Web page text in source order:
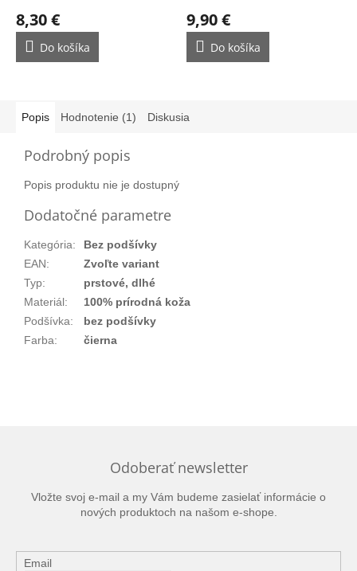
8,30 €
Do košíka
9,90 €
Do košíka
Popis Hodnotenie (1) Diskusia
Podrobný popis
Popis produktu nie je dostupný
Dodatočné parametre
Kategória:
Bez podšívky
EAN:
Zvoľte variant
Typ:
prstové, dlhé
Materiál:
100% prírodná koža
Podšívka:
bez podšívky
Farba: čierna
Odoberať newsletter
Vložte svoj e-mail a my Vám budeme zasielať informácie o
nových produktoch na našom e-shope.
Email